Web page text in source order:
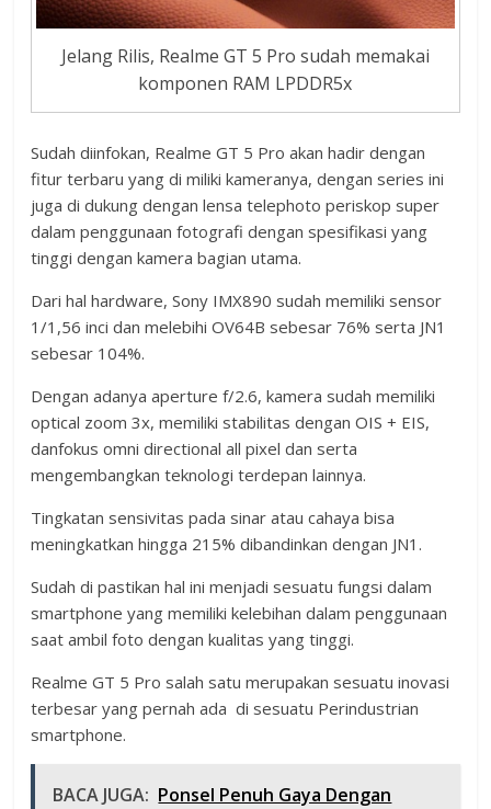
Jelang Rilis, Realme GT 5 Pro sudah memakai
komponen RAM LPDDR5x
Sudah diinfokan, Realme GT 5 Pro akan hadir dengan
fitur terbaru yang di miliki kameranya, dengan series ini
juga di dukung dengan lensa telephoto periskop super
dalam penggunaan fotografi dengan spesifikasi yang
tinggi dengan kamera bagian utama.
Dari hal hardware, Sony IMX890 sudah memiliki sensor
1/1,56 inci dan melebihi OV64B sebesar 76% serta JN1
sebesar 104%.
Dengan adanya aperture f/2.6, kamera sudah memiliki
optical zoom 3x, memiliki stabilitas dengan OIS + EIS,
danfokus omni directional all pixel dan serta
mengembangkan teknologi terdepan lainnya.
Tingkatan sensivitas pada sinar atau cahaya bisa
meningkatkan hingga 215% dibandinkan dengan JN1.
Sudah di pastikan hal ini menjadi sesuatu fungsi dalam
smartphone yang memiliki kelebihan dalam penggunaan
saat ambil foto dengan kualitas yang tinggi.
Realme GT 5 Pro salah satu merupakan sesuatu inovasi
terbesar yang pernah ada di sesuatu Perindustrian
smartphone.
BACA JUGA: Ponsel Penuh Gaya Dengan